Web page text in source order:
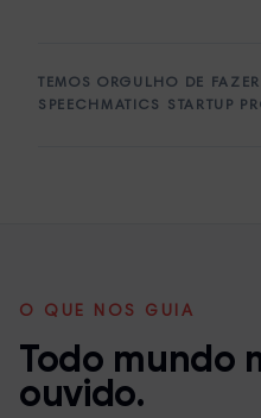
TEMOS ORGULHO DE FAZER
SPEECHMATICS STARTUP
O QUE NOS GUIA
Todo mundo
ouvido.